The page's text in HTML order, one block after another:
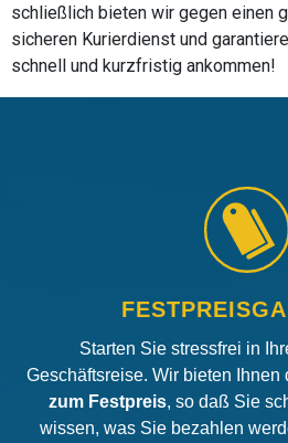
schließlich bieten wir gegen einen
sicheren Kurierdienst und
schnell und kurzfristig ankommen!
Starten Sie stressfrei in
Geschäftsreise. Wir bieten Ihnen
zum Festpreis, so daß Sie
wissen, was Sie bezahlen